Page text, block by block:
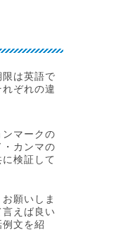
は英語で
ぞれの違
ンマークの
カンマの
検証して
お願いしま
えば良い
文を紹